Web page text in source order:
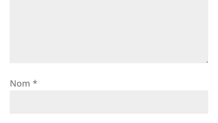
Nom *